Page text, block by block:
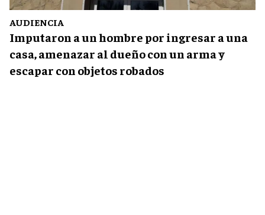
AUDIENCIA
Imputaron a un hombre por ingresar a una
casa, amenazar al dueño con un arma y
escapar con objetos robados